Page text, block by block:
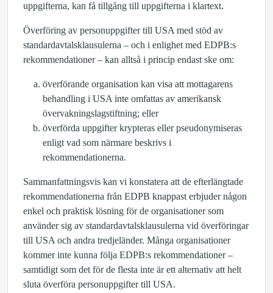
uppgifterna, kan få tillgång till uppgifterna i klartext.
Överföring av personuppgifter till USA med stöd av
standardavtalsklausulerna – och i enlighet med EDPB:s
rekommendationer – kan alltså i princip endast ske om:
överförande organisation kan visa att mottagarens
behandling i USA inte omfattas av amerikansk
övervakningslagstiftning; eller
överförda uppgifter krypteras eller pseudonymiseras
enligt vad som närmare beskrivs i
rekommendationerna.
Sammanfattningsvis kan vi konstatera att de efterlängtade
rekommendationerna från EDPB knappast erbjuder någon
enkel och praktisk lösning för de organisationer som
använder sig av standardavtalsklausulerna vid överföringar
till USA och andra tredjeländer. Många organisationer
kommer inte kunna följa EDPB:s rekommendationer –
samtidigt som det för de flesta inte är ett alternativ att helt
sluta överföra personuppgifter till USA.